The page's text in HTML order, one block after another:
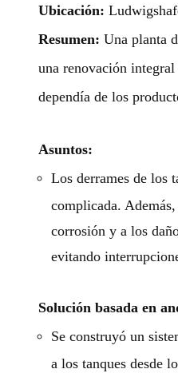
Ubicación:
Resumen: Una planta
una renovación
dependía de los
Asuntos:
Los derrames de los
complicada.
corrosión y a los
evitando
Solución basada en
Se construyó un
a los tanques desde